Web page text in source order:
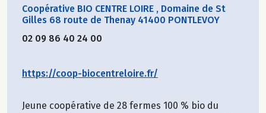
Coopérative BIO CENTRE LOIRE , Domaine de St
Gilles 68 route de Thenay 41400 PONTLEVOY
02 09 86 40 24 00
https://coop-biocentreloire.fr/
Jeune coopérative de 28 fermes 100 % bio du